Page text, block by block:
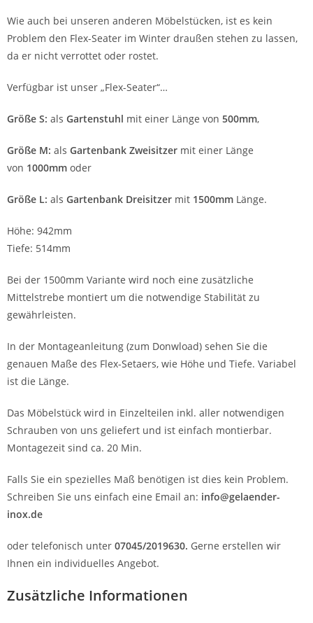
Wie auch bei unseren anderen Möbelstücken, ist es kein
Problem den Flex-Seater im Winter draußen stehen zu lassen,
da er nicht verrottet oder rostet.
Verfügbar ist unser „Flex-Seater“…
Größe S: als Gartenstuhl mit einer Länge von 500mm,
Größe M: als Gartenbank Zweisitzer mit einer Länge
von 1000mm oder
Größe L: als Gartenbank Dreisitzer mit 1500mm Länge.
Höhe: 942mm
Tiefe: 514mm
Bei der 1500mm Variante wird noch eine zusätzliche
Mittelstrebe montiert um die notwendige Stabilität zu
gewährleisten.
In der Montageanleitung (zum Donwload) sehen Sie die
genauen Maße des Flex-Setaers, wie Höhe und Tiefe. Variabel
ist die Länge.
Das Möbelstück wird in Einzelteilen inkl. aller notwendigen
Schrauben von uns geliefert und ist einfach montierbar.
Montagezeit sind ca. 20 Min.
Falls Sie ein spezielles Maß benötigen ist dies kein Problem.
Schreiben Sie uns einfach eine Email an: info@gelaender-
inox.de
oder telefonisch unter 07045/2019630. Gerne erstellen wir
Ihnen ein individuelles Angebot.
Zusätzliche Informationen